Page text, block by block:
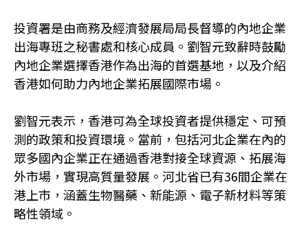
投資署是由商務及經濟發展局局長督導的內地企業
出海專班之秘書處和核心成員。劉智元致辭時鼓勵
內地企業選擇香港作為出海的首選基地，以及介紹
香港如何助力內地企業拓展國際市場。
劉智元表示，香港可為全球投資者提供穩定、可預
測的政策和投資環境。當前，包括河北企業在內的
眾多國內企業正在通過香港對接全球資源、拓展海
外市場，實現高質量發展。河北省已有36間企業在
港上市，涵蓋生物醫藥、新能源、電子新材料等策
略性領域。